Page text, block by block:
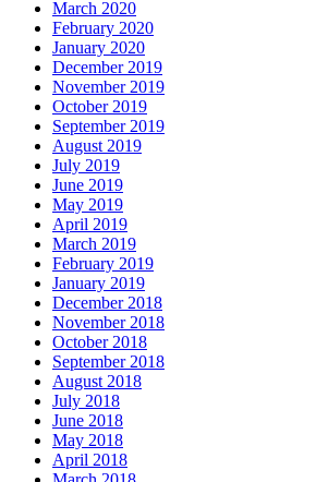
March 2020
February 2020
January 2020
December 2019
November 2019
October 2019
September 2019
August 2019
July 2019
June 2019
May 2019
April 2019
March 2019
February 2019
January 2019
December 2018
November 2018
October 2018
September 2018
August 2018
July 2018
June 2018
May 2018
April 2018